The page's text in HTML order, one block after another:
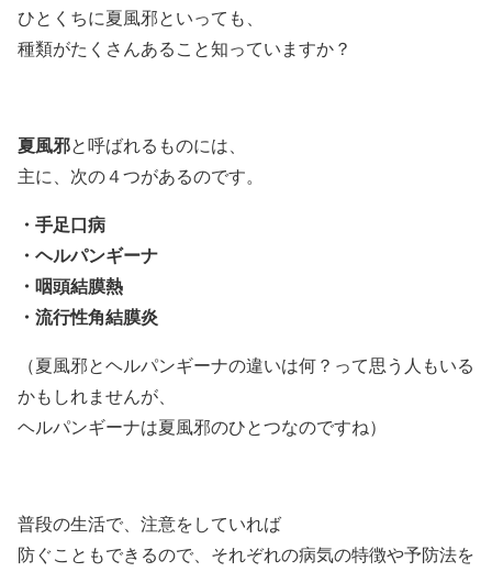
ひとくちに夏風邪といっても、
種類がたくさんあること知っていますか？
夏風邪と呼ばれるものには、
主に、次の４つがあるのです。
・手足口病
・ヘルパンギーナ
・咽頭結膜熱
・流行性角結膜炎
（夏風邪とヘルパンギーナの違いは何？って思う人もいる
かもしれませんが、
ヘルパンギーナは夏風邪のひとつなのですね）
普段の生活で、注意をしていれば
防ぐこともできるので、それぞれの病気の特徴や予防法を